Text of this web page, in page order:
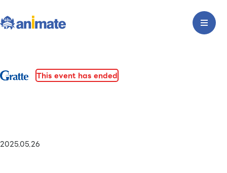
This event has ended
2025.05.26